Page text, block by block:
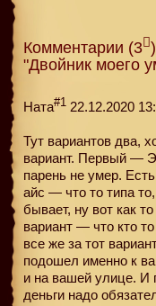
Комментарии (3
"Двойник моего
Ната#1 22.12.2020
Тут вариантов два,
вариант. Первый —
парень не умер.
айс — что то типа
бывает, ну вот как
вариант — что кто
все же за тот
подошел именно к
и на вашей улице. И
деньги надо